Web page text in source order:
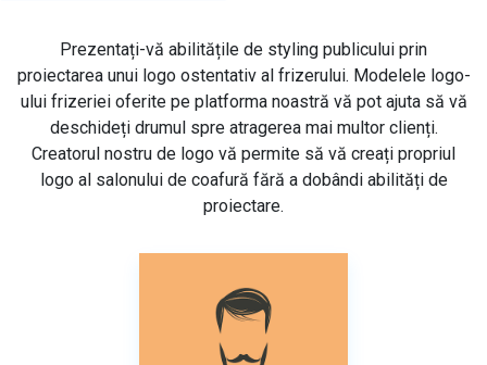
Prezentați-vă abilitățile de styling publicului prin
proiectarea unui logo ostentativ al frizerului. Modelele logo-
ului frizeriei oferite pe platforma noastră vă pot ajuta să vă
deschideți drumul spre atragerea mai multor clienți.
Creatorul nostru de logo vă permite să vă creați propriul
logo al salonului de coafură fără a dobândi abilități de
proiectare.